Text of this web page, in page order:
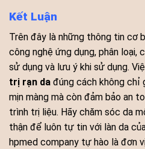
Kết Luận
Trên đây là những thông tin cơ
công nghệ ứng dụng, phân loại,
sử dụng và lưu ý khi sử dụng.
trị rạn da đúng cách không chỉ
mịn màng mà còn đảm bảo an
trình trị liệu. Hãy chăm sóc da
thận để luôn tự tin với làn da
hpmed company tự hào là đơn